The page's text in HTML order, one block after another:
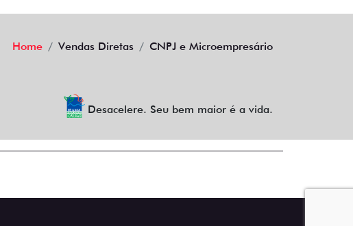
Home Vendas Diretas CNPJ e Microempresário
Desacelere. Seu bem maior é a vida.